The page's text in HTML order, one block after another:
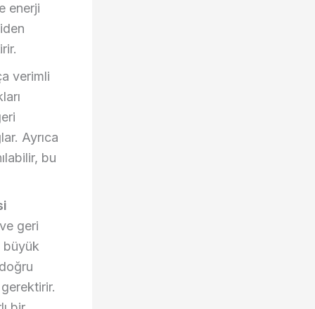
enerji
verimli
Ayrıca
bu
geri
büyük